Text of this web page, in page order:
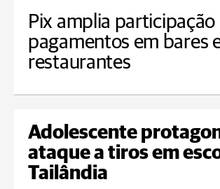
Pix amplia participação
pagamentos em bares
restaurantes
Adolescente
ataque a tiros em
Tailândia